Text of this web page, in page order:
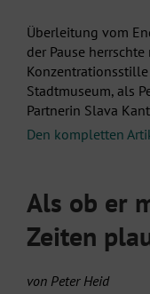
Überleitung vom
der Pause
Stadtmuseum, als
Partnerin Slava
Den kompletten
Als ob er
Zeiten
von Peter Heid